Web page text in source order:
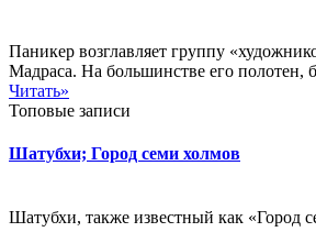
Паникер возглавляет группу
Мадраса. На большинстве его полотен,
Читать»
Топовые записи
Шатубхи; Город семи холмов
Шатубхи, также известный как «Город